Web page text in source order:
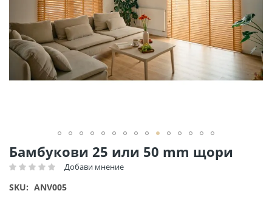
Бамбукови 25 или 50 mm щори
Рейтинг: Добави мнение
SKU ANV005
Преминете
към
началото
на